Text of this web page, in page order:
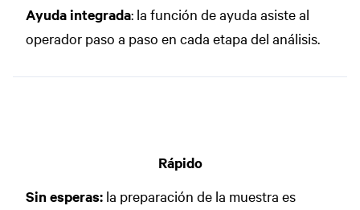
Ayuda integrada: la función de ayuda asiste al
operador paso a paso en cada etapa del análisis.
Rápido
Sin esperas: la preparación de la muestra es